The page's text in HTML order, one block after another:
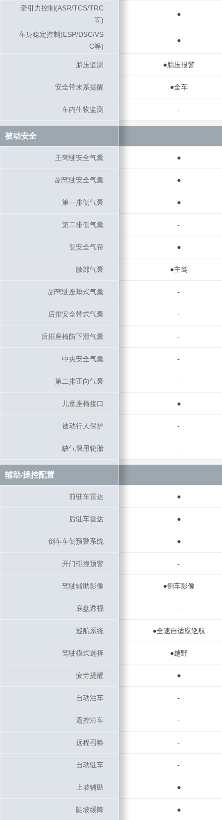
牵引力控制(ASR/TCS/TRC
等)
●
车身稳定控制(ESP/DSC/VS
C等)
●
胎压监测 ●胎压报警
安全带未系提醒 ●全车
车内生物监测 -
被动安全
主驾驶安全气囊 ●
副驾驶安全气囊 ●
第一排侧气囊 ●
第二排侧气囊 -
侧安全气帘 ●
膝部气囊 ●主驾
副驾驶座垫式气囊 -
后排安全带式气囊 -
后排座椅防下滑气囊 -
中央安全气囊 -
第二排正向气囊 -
儿童座椅接口 ●
被动行人保护 -
缺气保用轮胎 -
辅助/操控配置
前驻车雷达 ●
后驻车雷达 ●
倒车车侧预警系统 ●
开门碰撞预警 -
驾驶辅助影像 ●倒车影像
底盘透视 -
巡航系统 ●全速自适应巡航
驾驶模式选择 ●越野
疲劳提醒 ●
自动泊车 -
遥控泊车 -
远程召唤 -
自动驻车 -
上坡辅助 ●
陡坡缓降 ●
牵引力控制(ASR/TCS/TRC
等)
车身稳定控制(ESP/DSC/VS
C等)
胎压监测
安全带未系提醒
车内生物监测
被动安全
主驾驶安全气囊
副驾驶安全气囊
第一排侧气囊
第二排侧气囊
侧安全气帘
膝部气囊
副驾驶座垫式气囊
后排安全带式气囊
后排座椅防下滑气囊
中央安全气囊
第二排正向气囊
儿童座椅接口
被动行人保护
缺气保用轮胎
辅助/操控配置
前驻车雷达
后驻车雷达
倒车车侧预警系统
开门碰撞预警
驾驶辅助影像
底盘透视
巡航系统
驾驶模式选择
疲劳提醒
自动泊车
遥控泊车
远程召唤
自动驻车
上坡辅助
陡坡缓降